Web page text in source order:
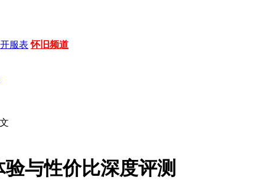
开服表 怀旧频道
验与性价比深度评测